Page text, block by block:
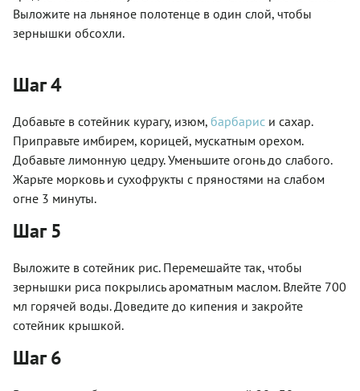
Выложите на льняное полотенце в один слой, чтобы
зернышки обсохли.
Шаг 4
Добавьте в сотейник курагу, изюм, барбарис и сахар.
Приправьте имбирем, корицей, мускатным орехом.
Добавьте лимонную цедру. Уменьшите огонь до слабого.
Жарьте морковь и сухофрукты с пряностями на слабом
огне 3 минуты.
Шаг 5
Выложите в сотейник рис. Перемешайте так, чтобы
зернышки риса покрылись ароматным маслом. Влейте 700
мл горячей воды. Доведите до кипения и закройте
сотейник крышкой.
Шаг 6